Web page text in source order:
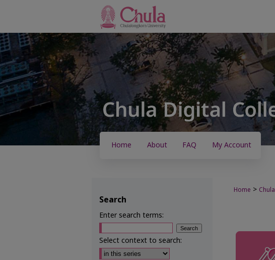
Home About FAQ My Account
Home >
Search
Enter search terms:
Select context to search: